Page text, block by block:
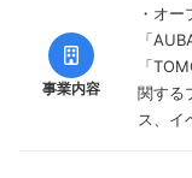
事業内容
・オ
「
「
関する
ス、イ